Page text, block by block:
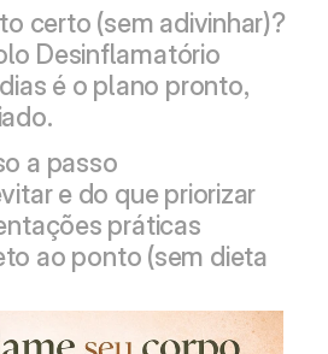
certo (sem adivinhar)?
Desinflamatório
é o plano pronto,
a passo
e do que priorizar
práticas
ao ponto (sem dieta